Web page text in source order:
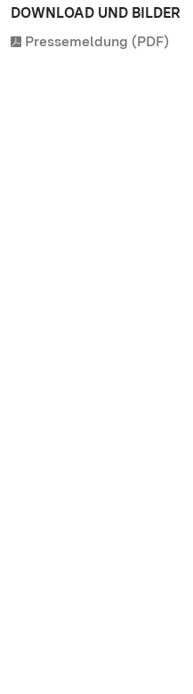
DOWNLOAD UND BILDER
Pressemeldung (PDF)